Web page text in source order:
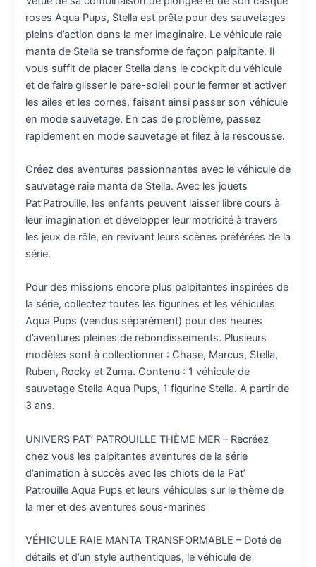
roses Aqua Pups, Stella est prête pour des sauvetages
pleins d’action dans la mer imaginaire. Le véhicule raie
manta de Stella se transforme de façon palpitante. Il
vous suffit de placer Stella dans le cockpit du véhicule
et de faire glisser le pare-soleil pour le fermer et activer
les ailes et les cornes, faisant ainsi passer son véhicule
en mode sauvetage. En cas de problème, passez
rapidement en mode sauvetage et filez à la rescousse.
Créez des aventures passionnantes avec le véhicule de
sauvetage raie manta de Stella. Avec les jouets
Pat’Patrouille, les enfants peuvent laisser libre cours à
leur imagination et développer leur motricité à travers
les jeux de rôle, en revivant leurs scènes préférées de la
série.
Pour des missions encore plus palpitantes inspirées de
la série, collectez toutes les figurines et les véhicules
Aqua Pups (vendus séparément) pour des heures
d’aventures pleines de rebondissements. Plusieurs
modèles sont à collectionner : Chase, Marcus, Stella,
Ruben, Rocky et Zuma. Contenu : 1 véhicule de
sauvetage Stella Aqua Pups, 1 figurine Stella. A partir de
3 ans.
UNIVERS PAT’ PATROUILLE THÈME MER – Recréez
chez vous les palpitantes aventures de la série
d’animation à succès avec les chiots de la Pat’
Patrouille Aqua Pups et leurs véhicules sur le thème de
la mer et des aventures sous-marines
VÉHICULE RAIE MANTA TRANSFORMABLE – Doté de
détails et d’un style authentiques, le véhicule de